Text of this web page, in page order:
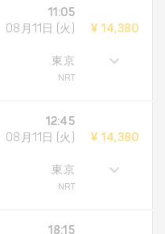
11:05
08月11日 (火)
東京
NRT
¥ 14,380
12:45
08月11日 (火)
東京
NRT
¥ 14,380
18:15